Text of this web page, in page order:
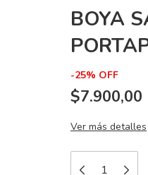
BOYA
-25% OFF
$7.900,00
Ver más detalles